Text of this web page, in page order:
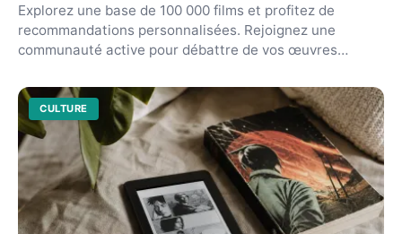
Explorez une base de 100 000 films et profitez de
recommandations personnalisées. Rejoignez une
communauté active pour débattre de vos œuvres
CULTURE